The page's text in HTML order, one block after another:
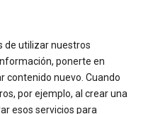
de utilizar nuestros
ponerte en
contenido nuevo. Cuando
por ejemplo, al crear una
esos servicios para